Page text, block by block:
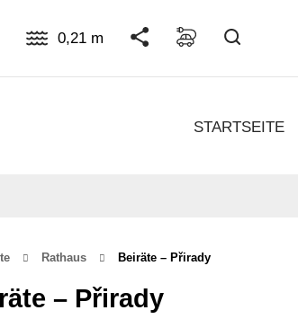
0,21 m
STARTSEITE
Rathaus Beiräte – Přirady
– Přirady